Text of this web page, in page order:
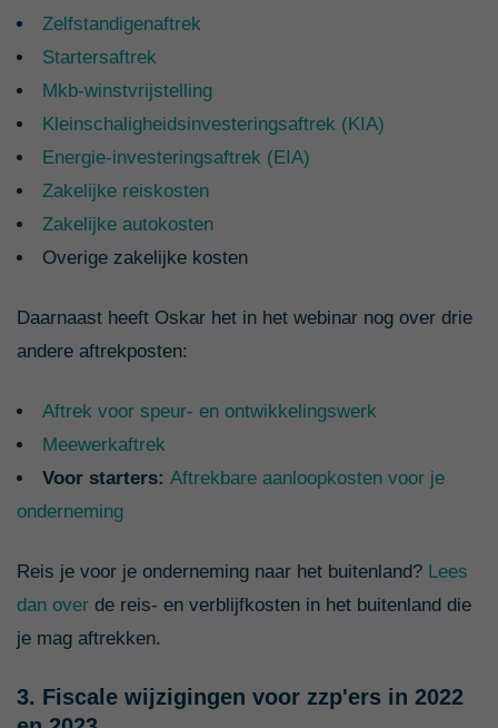
Zelfstandigenaftrek
Startersaftrek
Mkb-winstvrijstelling
Kleinschaligheidsinvesteringsaftrek (KIA)
Energie-investeringsaftrek (EIA)
Zakelijke reiskosten
Zakelijke autokosten
Overige zakelijke kosten
Daarnaast heeft Oskar het in het webinar nog over drie
andere aftrekposten:
Aftrek voor speur- en ontwikkelingswerk
Meewerkaftrek
Voor starters: Aftrekbare aanloopkosten voor je
onderneming
Reis je voor je onderneming naar het buitenland? Lees
dan over de reis- en verblijfkosten in het buitenland die
je mag aftrekken.
3. Fiscale wijzigingen voor zzp'ers in 2022